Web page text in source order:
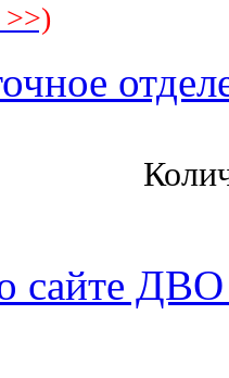
>>)
сайте